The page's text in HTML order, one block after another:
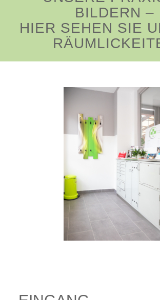
BILDERN –
HIER SEHEN SIE